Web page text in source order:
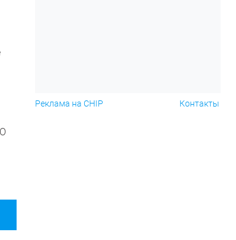
Реклама на CHIP Контакты